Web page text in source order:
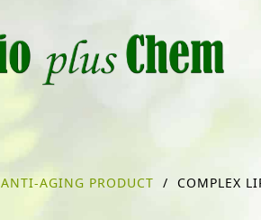
ANTI-AGING PRODUCT / COMPLEX